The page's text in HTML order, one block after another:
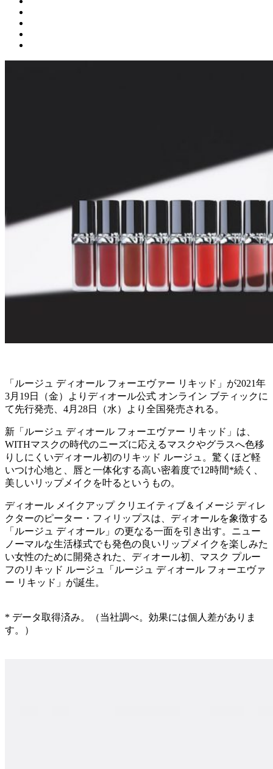
「ルージュ ディオール フォーエヴァー リキッド」が2021年
3月19日（金）よりディオール公式 オンライン ブティックに
て先行発売、4月28日（水）より全国発売される。
新「ルージュ ディオール フォーエヴァー リキッド」は、
WITHマスクの時代のニーズに応えるマスクやグラスへ色移
りしにくいディオール初のリキッド ルージュ。驚くほど軽
いつけ心地と、唇と一体化する高い密着度で12時間*続く、
美しいリップメイクを叶るというもの。
ディオール メイクアップ クリエイティブ＆イメージ ディレ
クターのピーター・フィリップスは、ディオールを象徴する
「ルージュ ディオール」の更なる一面を引き出す。ニュー
ノーマルな生活様式でも発色の良いリップメイクを楽しみた
い女性のために開発された、ディオール初、マスク プルー
フのリキッド ルージュ「ルージュ ディオール フォーエヴァ
ー リキッド」が誕生。
* データ取得済み。（当社調べ。効果には個人差がありま
す。）